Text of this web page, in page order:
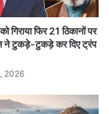
NIA
गिराया फिर 21 ठिकानों पर
ने टुकड़े-टुकड़े कर दिए ट्रंप
2026